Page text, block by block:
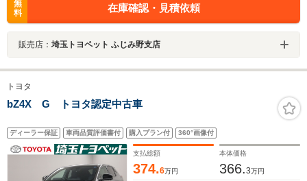
無
料
在庫確認・見積依頼
販売店： 埼玉トヨペット ふじみ野支店
トヨタ
bZ4X G トヨタ認定中古車
ディーラー保証 車両品質評価書付 購入プラン付 360°画像付
支払総額
374.6万円
本体価格
366.3万円